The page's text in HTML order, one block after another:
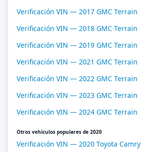
Verificación VIN — 2017 GMC Terrain
Verificación VIN — 2018 GMC Terrain
Verificación VIN — 2019 GMC Terrain
Verificación VIN — 2021 GMC Terrain
Verificación VIN — 2022 GMC Terrain
Verificación VIN — 2023 GMC Terrain
Verificación VIN — 2024 GMC Terrain
Otros vehículos populares de 2020
Verificación VIN — 2020 Toyota Camry